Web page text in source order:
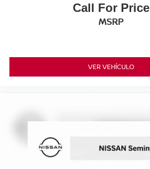
Call For Price
MSRP
VER VEHÍCULO